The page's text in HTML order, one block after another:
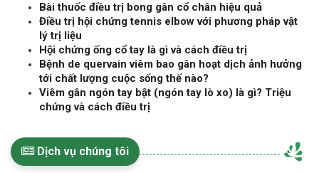
Bài thuốc điều trị bong gân cổ chân hiệu quả
Điều trị hội chứng tennis elbow với phương pháp vật
lý trị liệu
Hội chứng ống cổ tay là gì và cách điều trị
Bệnh de quervain viêm bao gân hoạt dịch ảnh hưởng
tới chất lượng cuộc sống thế nào?
Viêm gân ngón tay bật (ngón tay lò xo) là gì? Triệu
chứng và cách điều trị
Dịch vụ chúng tôi